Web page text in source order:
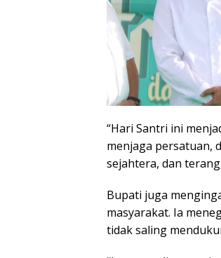
“Hari Santri ini
menjaga persatuan,
sejahtera, dan
Bupati juga
masyarakat. Ia
tidak saling